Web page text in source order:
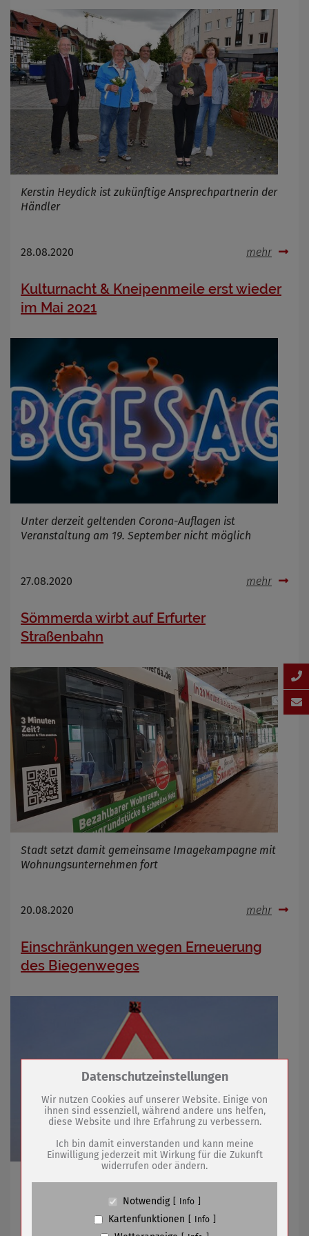
Kerstin Heydick ist zukünftige Ansprechpartnerin der
Händler
28.08.2020 mehr
Kulturnacht & Kneipenmeile erst wieder
im Mai 2021
Unter derzeit geltenden Corona-Auflagen ist
Veranstaltung am 19. September nicht möglich
27.08.2020 mehr
Sömmerda wirbt auf Erfurter
Straßenbahn
Stadt setzt damit gemeinsame Imagekampagne mit
Wohnungsunternehmen fort
20.08.2020 mehr
Einschränkungen wegen Erneuerung
des Biegenweges
Start ist am 24. August / 15.-22. September
Zum Betrieb der Seite notwendige Cookies /
Name
PHP Session Cookie
Anbieter
Eigentümer dieser Website (Wenko-
Wenselaar GmbH & Co. KG)
Absicherung Kontaktformular / SPAM
Datenschutzeinstellungen
Wir nutzen Cookies auf unserer Website. Einige von
ihnen sind essenziell, während andere uns helfen,
diese Website und Ihre Erfahrung zu verbessern.
Ich bin damit einverstanden und kann meine
Einwilligung jederzeit mit Wirkung für die Zukunft
widerrufen oder ändern.
Notwendig Info
Kartenfunktionen Info